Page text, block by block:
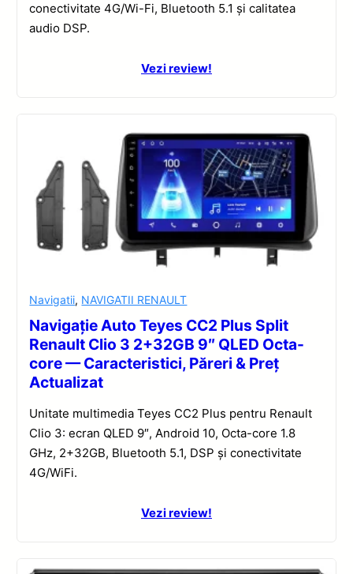
conectivitate 4G/Wi-Fi, Bluetooth 5.1 și calitatea
audio DSP.
Vezi review!
Navigatii, NAVIGATII RENAULT
Navigație Auto Teyes CC2 Plus Split
Renault Clio 3 2+32GB 9″ QLED Octa-
core — Caracteristici, Păreri & Preț
Actualizat
Unitate multimedia Teyes CC2 Plus pentru Renault
Clio 3: ecran QLED 9″, Android 10, Octa-core 1.8
GHz, 2+32GB, Bluetooth 5.1, DSP și conectivitate
4G/WiFi.
Vezi review!